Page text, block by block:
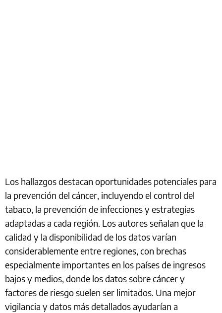
Los hallazgos destacan oportunidades potenciales para
la prevención del cáncer, incluyendo el control del
tabaco, la prevención de infecciones y estrategias
adaptadas a cada región. Los autores señalan que la
calidad y la disponibilidad de los datos varían
considerablemente entre regiones, con brechas
especialmente importantes en los países de ingresos
bajos y medios, donde los datos sobre cáncer y
factores de riesgo suelen ser limitados. Una mejor
vigilancia y datos más detallados ayudarían a